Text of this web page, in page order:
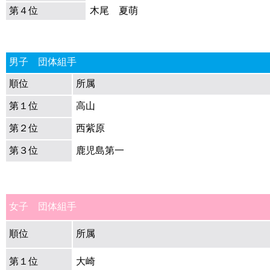
第４位 木尾 夏萌
男子 団体組手
順位 所属
第１位 高山
第２位 西紫原
第３位 鹿児島第一
女子 団体組手
順位 所属
第１位 大崎